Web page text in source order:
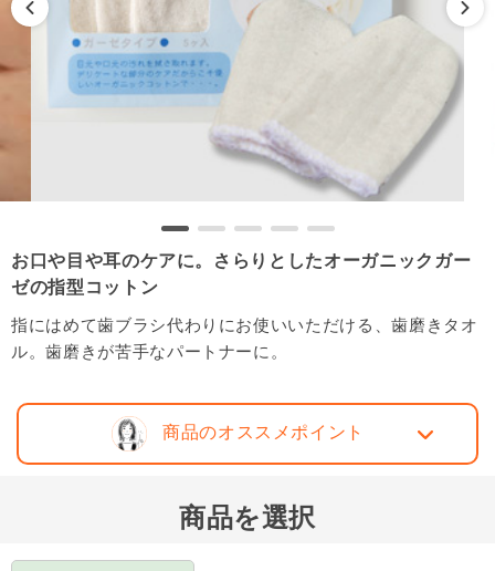
お口や目や耳のケアに。さらりとしたオーガニックガー
ゼの指型コットン
指にはめて歯ブラシ代わりにお使いいただける、歯磨きタオ
ル。歯磨きが苦手なパートナーに。
商品のオススメポイント
商品を選択